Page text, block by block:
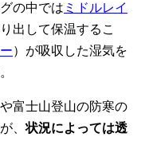
の中では ミドルレイ
出して保温するこ
）が吸収した湿気を
富士山登山の防寒の
、状況によっては透